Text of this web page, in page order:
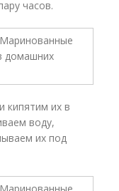
часов.
кипятим их в
воду,
их под